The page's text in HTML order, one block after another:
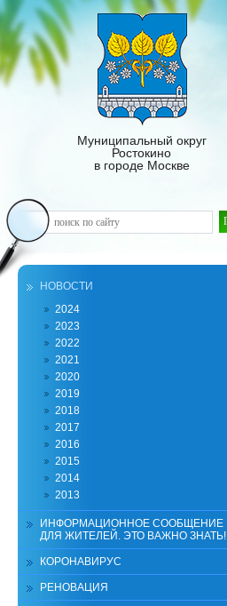
Муниципальный округ
Ростокино
в городе Москве
НОВОСТИ
2024
2023
2022
2021
2020
2019
2018
2017
2016
2015
2014
2013
ИНФОРМАЦИОННОЕ СООБЩЕНИЕ
ДЛЯ ЖИТЕЛЕЙ. ЭТО ВАЖНО ЗНАТЬ!
КОРОНАВИРУС
РЕНОВАЦИЯ